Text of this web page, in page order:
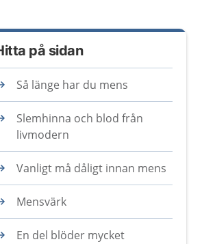
på sidan
Så länge har du mens
Slemhinna och blod från
livmodern
Vanligt må dåligt innan mens
Mensvärk
En del blöder mycket